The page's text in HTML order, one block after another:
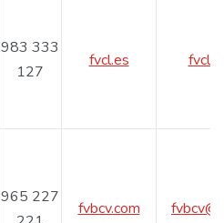
983 333
127
fvcl.es
965 227
fvbcv.com